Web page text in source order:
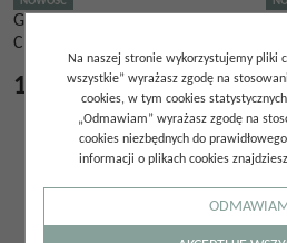
GRES BELLE EPOQUE
CEZANNE 30X30
139.00zł/ m²
Na naszej stronie wykorzystujemy pliki
wszystkie” wyrażasz zgodę na
cookies, w tym cookies
„Odmawiam” wyrażasz zgodę na
cookies niezbędnych do
informacji o plikach cookies